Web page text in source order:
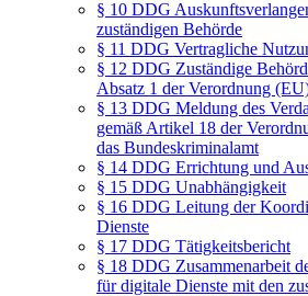
§ 10 DDG
zuständigen Behörde
§ 11 DDG Vertragliche
§ 12 DDG Zuständige
Absatz 1 der Verordnung
§ 13 DDG Meldung des
gemäß Artikel 18 der
das Bundeskriminalamt
§ 14 DDG Errichtung und
§ 15 DDG Unabhängigkeit
§ 16 DDG Leitung der
Dienste
§ 17 DDG Tätigkeitsbericht
§ 18 DDG Zusammenarbeit
für digitale Dienste mit den